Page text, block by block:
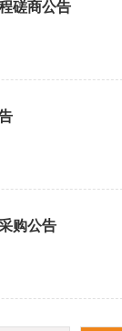
磋商公告
购公告